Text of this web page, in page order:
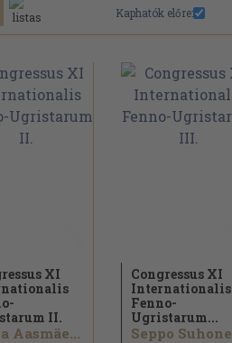
Kaphatók előre:
XI
II.
Aasmäe...
Congressus XI
Internationalis
Fenno-
Ugristarum...